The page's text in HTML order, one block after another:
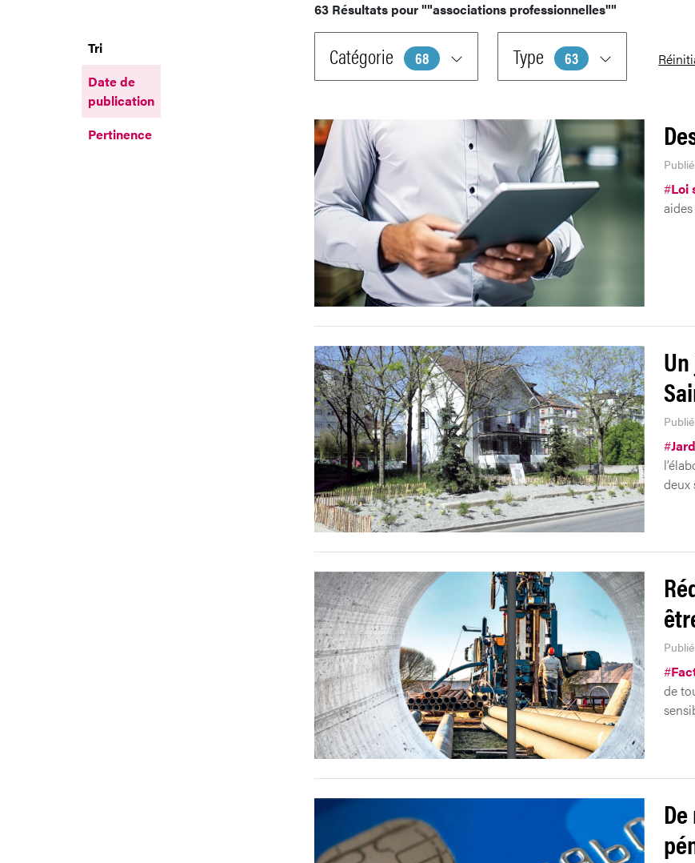
63 Résultats pour""associations professionnelles""
Tri
Date de
publication
Pertinence
Catégorie 68 Type 63
#Loi
#
deux
#
de